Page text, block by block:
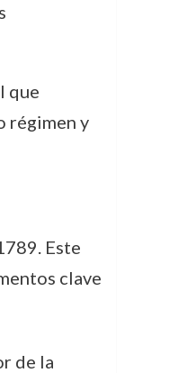
que
régimen y
Este
clave
de la